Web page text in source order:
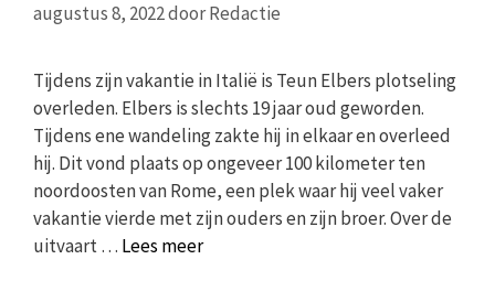
augustus 8, 2022doorRedactie
Tijdens zijn vakantie in Italië is Teun Elbers plotseling
overleden. Elbers is slechts 19 jaar oud geworden.
Tijdens ene wandeling zakte hij in elkaar en overleed
hij. Dit vond plaats op ongeveer 100 kilometer ten
noordoosten van Rome, een plek waar hij veel vaker
vakantie vierde met zijn ouders en zijn broer. Over de
uitvaart … Lees meer